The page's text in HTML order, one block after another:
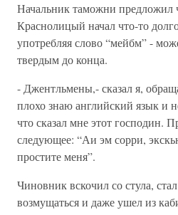
Начальник таможни предложил
Краснолицый начал что-то
употребляя слово “мейбм” -
твердым до конца.
- Джентльмены,- сказал я,
плохо знаю английский язык и
что сказал мне этот господин.
следующее: “Аи эм сорри,
простите меня”.
Чиновник вскочил со стула,
возмущаться и даже ушел из